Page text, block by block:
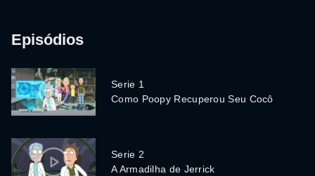
Episódios
Serie 1
Como Poopy Recuperou Seu Cocô
Serie 2
A Armadilha de Jerrick